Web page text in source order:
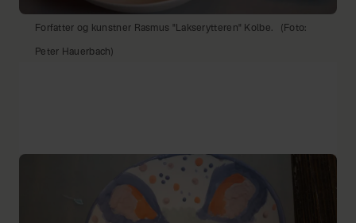
Forfatter og kunstner Rasmus "Lakserytteren" Kolbe. (Foto:
Peter Hauerbach)